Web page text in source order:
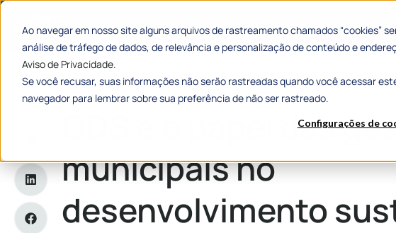
Ao navegar em nosso site alguns arquivos de rastreamento chamados “cookies”
análise de tráfego de dados, de relevância e personalização de conteúdo e
Aviso de Privacidade.
Se você recusar, suas informações não serão rastreadas quando você acessar
navegador para lembrar sobre sua preferência de não ser rastreado.
Configurações de
Categorias Histórias de Sucesso
Home»ODS e o papel das gestões municipais no desenvolvimento sustentável
ODS e o papel das
municipais no
desenvolvimento